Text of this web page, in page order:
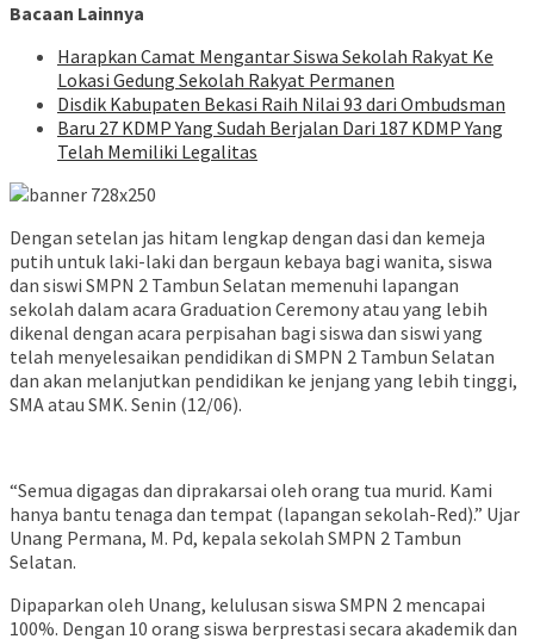
Bacaan Lainnya
Harapkan Camat Mengantar Siswa Sekolah Rakyat Ke
Lokasi Gedung Sekolah Rakyat Permanen
Disdik Kabupaten Bekasi Raih Nilai 93 dari Ombudsman
Baru 27 KDMP Yang Sudah Berjalan Dari 187 KDMP Yang
Telah Memiliki Legalitas
Dengan setelan jas hitam lengkap dengan dasi dan kemeja
putih untuk laki-laki dan bergaun kebaya bagi wanita, siswa
dan siswi SMPN 2 Tambun Selatan memenuhi lapangan
sekolah dalam acara Graduation Ceremony atau yang lebih
dikenal dengan acara perpisahan bagi siswa dan siswi yang
telah menyelesaikan pendidikan di SMPN 2 Tambun Selatan
dan akan melanjutkan pendidikan ke jenjang yang lebih tinggi,
SMA atau SMK. Senin (12/06).
“Semua digagas dan diprakarsai oleh orang tua murid. Kami
hanya bantu tenaga dan tempat (lapangan sekolah-Red).” Ujar
Unang Permana, M. Pd, kepala sekolah SMPN 2 Tambun
Selatan.
Dipaparkan oleh Unang, kelulusan siswa SMPN 2 mencapai
100%. Dengan 10 orang siswa berprestasi secara akademik dan